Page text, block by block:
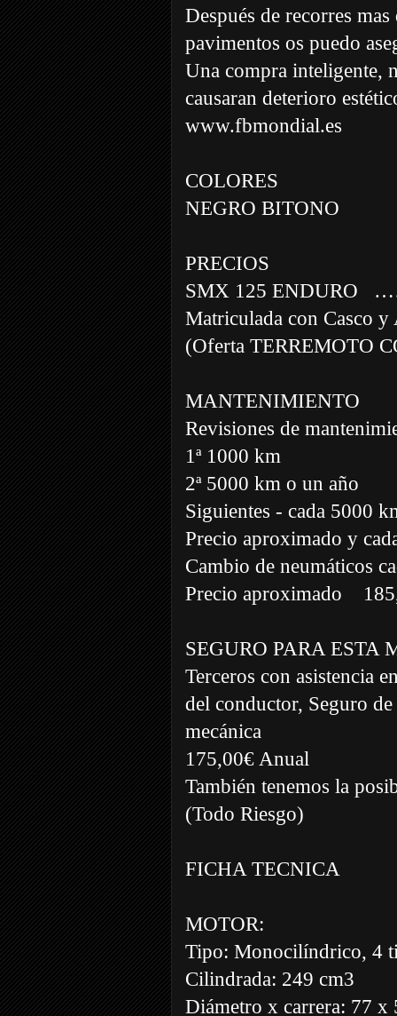
Después de recorres
pavimentos os puedo
Una compra inteligente,
causaran deterioro
www.fbmondial.es
COLORES
NEGRO BITONO
PRECIOS
SMX 125
Matriculada con Casco
(Oferta TERREMOTO
MANTENIMIENTO
Revisiones de
1ª 1000 km
2ª 5000 km o un año
Siguientes - cada 5000
Precio aproximado y
Cambio de neumáticos
Precio aproximado
SEGURO PARA ESTA
Terceros con asistencia
del conductor, Seguro
mecánica
175,00€ Anual
También tenemos la
(Todo Riesgo)
FICHA TECNICA
MOTOR:
Tipo: Monocilíndrico, 4
Cilindrada: 249 cm3
Diámetro x carrera: 77 x